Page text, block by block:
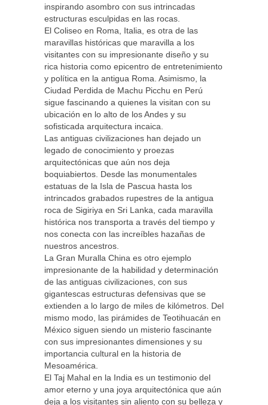
inspirando asombro con sus intrincadas
estructuras esculpidas en las rocas.
El Coliseo en Roma, Italia, es otra de las
maravillas históricas que maravilla a los
visitantes con su impresionante diseño y su
rica historia como epicentro de entretenimiento
y política en la antigua Roma. Asimismo, la
Ciudad Perdida de Machu Picchu en Perú
sigue fascinando a quienes la visitan con su
ubicación en lo alto de los Andes y su
sofisticada arquitectura incaica.
Las antiguas civilizaciones han dejado un
legado de conocimiento y proezas
arquitectónicas que aún nos deja
boquiabiertos. Desde las monumentales
estatuas de la Isla de Pascua hasta los
intrincados grabados rupestres de la antigua
roca de Sigiriya en Sri Lanka, cada maravilla
histórica nos transporta a través del tiempo y
nos conecta con las increíbles hazañas de
nuestros ancestros.
La Gran Muralla China es otro ejemplo
impresionante de la habilidad y determinación
de las antiguas civilizaciones, con sus
gigantescas estructuras defensivas que se
extienden a lo largo de miles de kilómetros. Del
mismo modo, las pirámides de Teotihuacán en
México siguen siendo un misterio fascinante
con sus impresionantes dimensiones y su
importancia cultural en la historia de
Mesoamérica.
El Taj Mahal en la India es un testimonio del
amor eterno y una joya arquitectónica que aún
deja a los visitantes sin aliento con su belleza y